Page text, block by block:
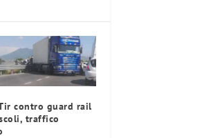
contro guard rail
traffico